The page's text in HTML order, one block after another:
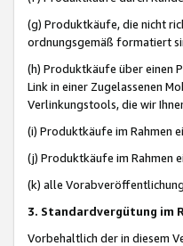
(g) Produktkäufe, die nicht
ordnungsgemäß formatiert
(h) Produktkäufe über einen
Link in einer Zugelassenen
Verlinkungstools, die wir
(i) Produktkäufe im Rahmen
(j) Produktkäufe im Rahmen
(k) alle
3. Standardvergütung im
Vorbehaltlich der in diesem